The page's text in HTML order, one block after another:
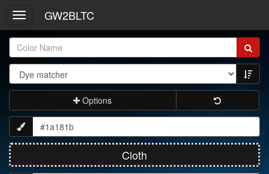
Toggle
navigation
GW2BLTC
Item
Name:
Options
Cloth